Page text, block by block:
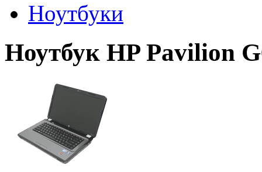
Ноутбуки
Ноутбук HP Pavilion